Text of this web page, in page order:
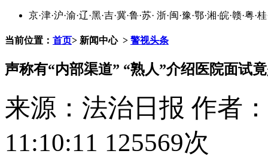
京·津·沪·渝·辽·黑·吉·冀·鲁·苏· 浙·闽·豫·鄂·湘·皖·赣·粤·桂
当前位置： 首页> 新闻中心 > 警视头条
声称有“内部渠道” “熟人”介绍医院面试
来源：法治日报 作者
11:10:11 125569次